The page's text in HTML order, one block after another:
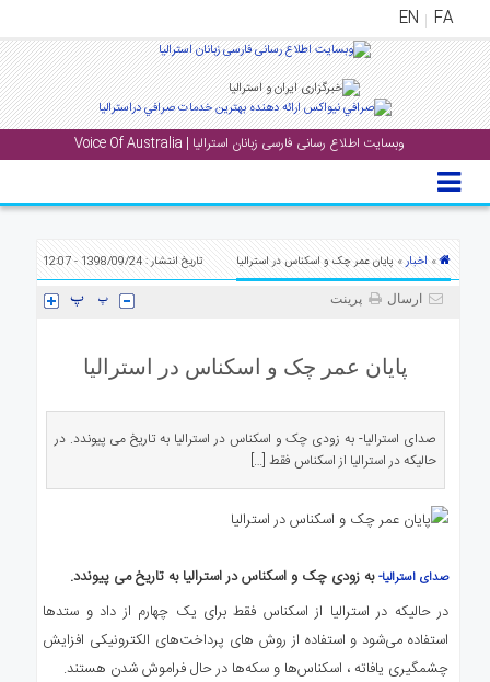
FA
EN
وبسایت اطلاع رسانی فارسی زبانان استرالیا | Voice Of Australia
منوی
اصلی
استرالیا
ارتباط
» اخبار» پایان عمر چک و اسکناس در استرالیا تاریخ انتشار : 1398/09/24 - 12:07
ارسال پرینت
پایان عمر چک و اسکناس در استرالیا
صدای استرالیا- به زودی چک و اسکناس در استرالیا به تاریخ می‌ پیوندد. در
حالیکه در استرالیا از اسکناس فقط […]
صدای استرالیا-به زودی چک و اسکناس در استرالیا به تاریخ می‌ پیوندد.
در حالیکه در استرالیا از اسکناس فقط برای یک چهارم از داد و ستدها
استفاده می‌شود و استفاده از روش های پرداخت‌های الکترونیکی افزایش
چشمگیری یافاته ، اسکناس‌ها و سکه‌ها در حال فراموش شدن هستند.